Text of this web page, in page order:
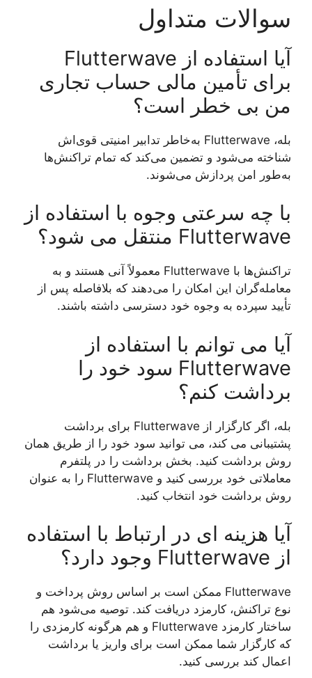
سوالات متداول
آیا استفاده از Flutterwave
برای تأمین مالی حساب تجاری
من بی خطر است؟
بله، Flutterwave به‌خاطر تدابیر امنیتی قوی‌اش
شناخته می‌شود و تضمین می‌کند که تمام تراکنش‌ها
به‌طور امن پردازش می‌شوند.
با چه سرعتی وجوه با استفاده از
Flutterwave منتقل می شود؟
تراکنش‌ها با Flutterwave معمولاً آنی هستند و به
معامله‌گران این امکان را می‌دهند که بلافاصله پس از
تأیید سپرده به وجوه خود دسترسی داشته باشند.
آیا می توانم با استفاده از
Flutterwave سود خود را
برداشت کنم؟
بله، اگر کارگزار از Flutterwave برای برداشت
پشتیبانی می کند، می توانید سود خود را از طریق همان
روش برداشت کنید. بخش برداشت را در پلتفرم
معاملاتی خود بررسی کنید و Flutterwave را به عنوان
روش برداشت خود انتخاب کنید.
آیا هزینه ای در ارتباط با استفاده
از Flutterwave وجود دارد؟
Flutterwave ممکن است بر اساس روش پرداخت و
نوع تراکنش، کارمزد دریافت کند. توصیه می‌شود هم
ساختار کارمزد Flutterwave و هم هرگونه کارمزدی را
که کارگزار شما ممکن است برای واریز یا برداشت
اعمال کند بررسی کنید.